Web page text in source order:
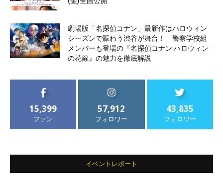
劇場版「名探偵コナン」最新作はハロウィン
シーズンで賑わう渋谷が舞台！ 警察学校組
メンバーも登場の『名探偵コナン ハロウィン
の花嫁』の魅力を徹底解説
15,399
ファン
57,912
フォロワー
43,835
フォロワー
イベントレポート